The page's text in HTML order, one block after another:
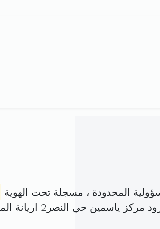
المحدودة ، مسجلة تحت الهوية
حي النصر2 اريانة المدينة (